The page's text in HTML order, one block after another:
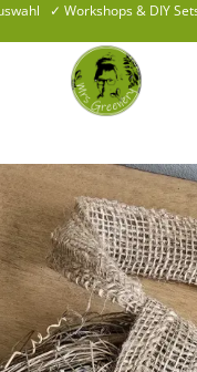
✓ Workshops & DIY